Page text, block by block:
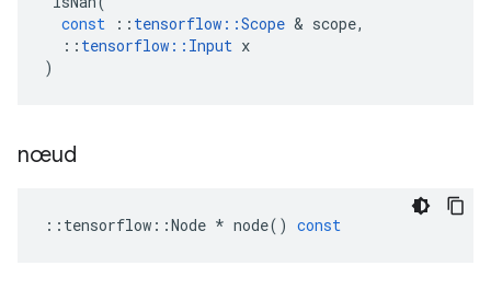
const
:: tensorflow ::Scope & scope,
:: tensorflow :: Input x
)
nœud
:: tensorflow ::Node * node() const